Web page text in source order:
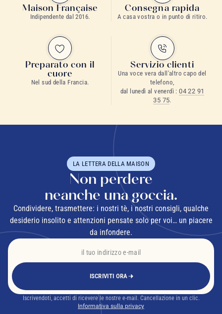
Maison Française
Indipendente dal 2016.
Consegna rapida
A casa vostra o in punto di ritiro.
Preparato con il
cuore
Nel sud della Francia.
Servizio clienti
Una voce vera dall'altro capo del
telefono,
dal lunedì al venerdì :04 22 91
35 75.
LA LETTERA DELLA MAISON
Non perdere
neanche una goccia.
Condividere, trasmettere: i nostri tè, i nostri consigli, qualche
desiderio insolito e attenzioni pensate solo per voi… un piacere
da infondere.
ISCRIVITI ORA
Iscrivendoti, accetti di ricevere le nostre e-mail. Cancellazione in un clic.
Informativa sulla privacy